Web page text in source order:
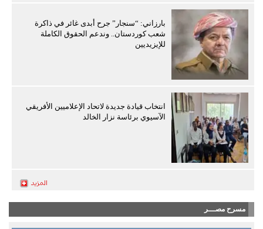
بارزاني: “سنجار” جرح أبدى غائر في ذاكرة
شعب كوردستان.. وندعم الحقوق الكاملة
للإيزيديين
انتخاب قيادة جديدة لاتحاد الإعلاميين الأفريقي
الآسيوي برئاسة نزار الخالد
مسرح مصـــر